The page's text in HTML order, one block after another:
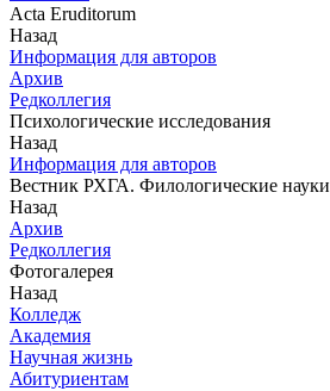
Acta Eruditorum
Назад
Информация для авторов
Архив
Редколлегия
Психологические исследования
Назад
Информация для авторов
Вестник РХГА. Филологические науки
Назад
Архив
Редколлегия
Фотогалерея
Назад
Колледж
Академия
Научная жизнь
Абитуриентам